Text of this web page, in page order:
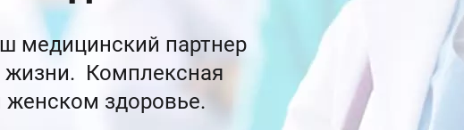
медицинский партнер
жизни. Комплексная
здоровье.